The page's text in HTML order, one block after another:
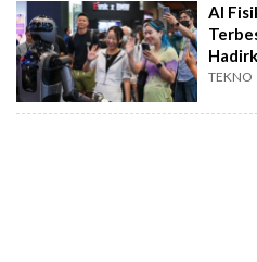
AI
Depan
TEKNO